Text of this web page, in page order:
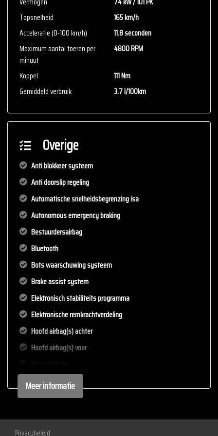
Topsnelheid
165 km/h
Acceleratie (0-100 km/h)
11.8 seconden
Maximum aantal toeren per
minuut
4800 RPM
Koppel
111 Nm
Gemiddeld verbruik
3.7 l/100km
Overige
Anti blokkeer systeem
Anti doorslip regeling
Automatische snelheidsbegrenzing isa
Autonomous emergency braking
Bestuurdersairbag
Bluetooth
Bots waarschuwing systeem
Brake assist system
Elektronisch stabiliteits programma
Elektronische remkrachtverdeling
Hoofd airbag(s) achter
Hoofd airbag(s) voor
Passagiersairbag
Zij airbag(s) voor
Interieur
Meer informatie
Privacybeleid